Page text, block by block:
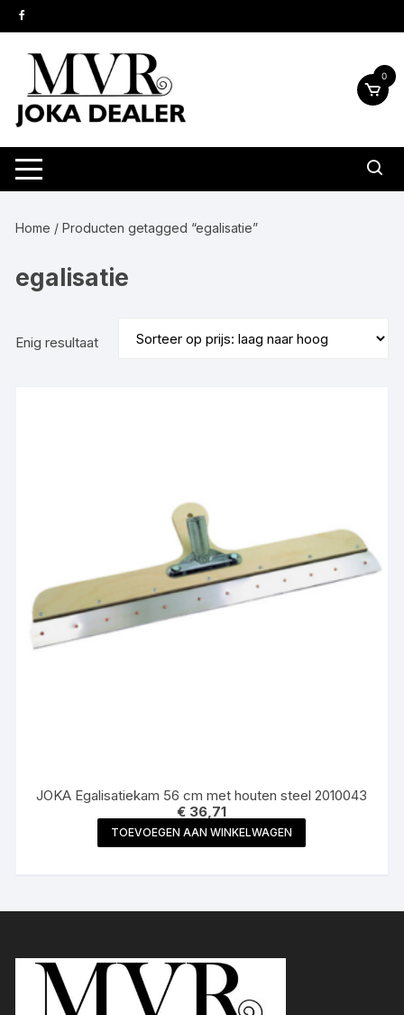
naar
inhoud
0
Home / Producten getagged “egalisatie”
egalisatie
Enig resultaat
JOKA Egalisatiekam 56 cm met houten steel 2010043
€ 36,71
TOEVOEGEN AAN WINKELWAGEN